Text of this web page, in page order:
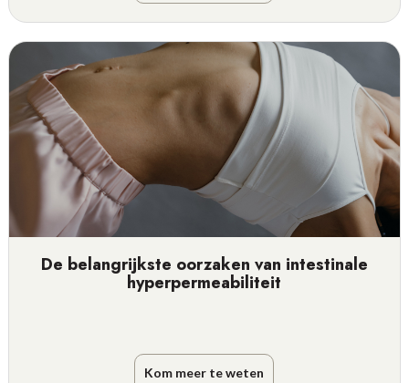
De belangrijkste oorzaken van intestinale
hyperpermeabiliteit
Kom meer te weten